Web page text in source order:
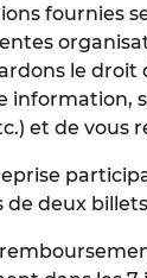
fournies
le droit
information,
et de vous
de deux billets